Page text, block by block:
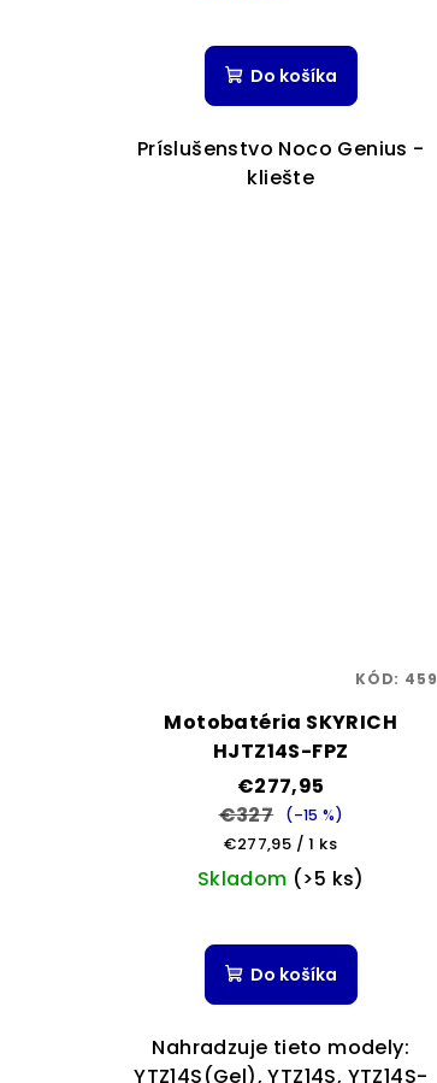
Do košíka
Príslušenstvo Noco Genius -
kliešte
Motobatéria SKYRICH
HJTZ14S-FPZ
€277,95
€327
(–15 %)
Jednotková
cena:
€277,95 / 1 ks
Skladom (>5 ks)
hodnotenie
produktu
je
5,0
z
Do košíka
Nahradzuje tieto modely:
YTZ14S(Gel), YTZ14S, YTZ14S-
KÓD: 459